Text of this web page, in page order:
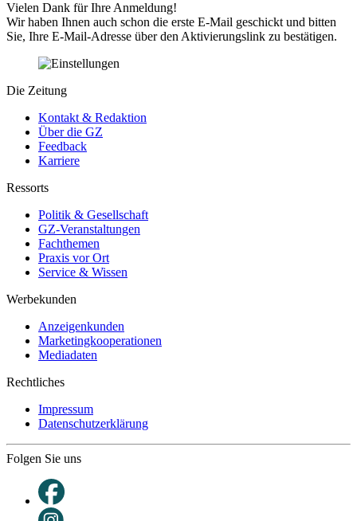
Vielen Dank für Ihre Anmeldung!
Wir haben Ihnen auch schon die erste E-Mail geschickt und bitten
Sie, Ihre E-Mail-Adresse über den Aktivierungslink zu bestätigen.
Die Zeitung
Kontakt & Redaktion
Über die GZ
Feedback
Karriere
Ressorts
Politik & Gesellschaft
GZ-Veranstaltungen
Fachthemen
Praxis vor Ort
Service & Wissen
Werbekunden
Anzeigenkunden
Marketingkooperationen
Mediadaten
Rechtliches
Impressum
Datenschutzerklärung
Folgen Sie uns